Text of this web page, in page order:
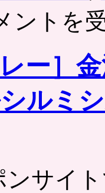
ントを
レー］
ルミ
ンサイ